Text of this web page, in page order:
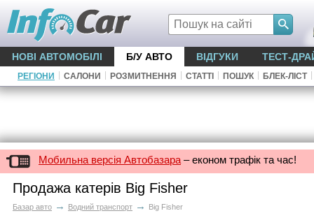
НОВІ АВТОМОБІЛІ Б/У АВТО ВІДГУКИ ТЕСТ-
РЕГІОНИ САЛОНИ РОЗМИТНЕННЯ СТАТТІ ПОШУК БЛЕК-ЛІСТ
Мобильна версія Автобазара – економ трафік та час!
Продажа катерів Big Fisher
Базар авто → Водний транспорт → Big Fisher